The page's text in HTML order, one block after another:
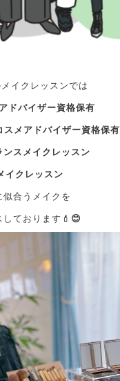
イクレッスンでは
ドバイザー資格保有
メアドバイザー資格保有
スメイクレッスン
イクレッスン
似合うメイクを
ております💄 😊